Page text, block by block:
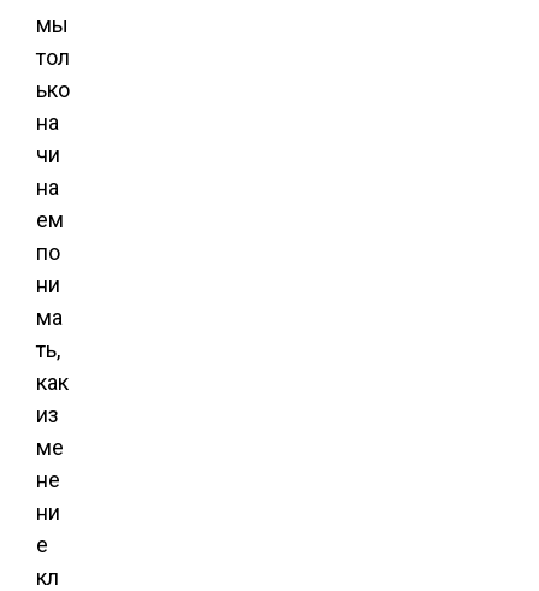
мы
тол
ько
на
чи
на
ем
по
ни
ма
ть,
как
из
ме
не
ни
е
кл